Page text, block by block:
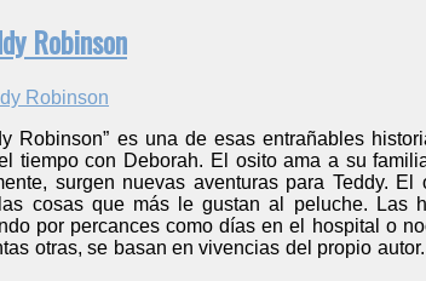
Robinson
Robinson” es una de esas entrañables
tiempo con Deborah. El osito ama a su
surgen nuevas aventuras para Teddy.
cosas que más le gustan al peluche. Las
por percances como días en el hospital o
otras, se basan en vivencias del propio